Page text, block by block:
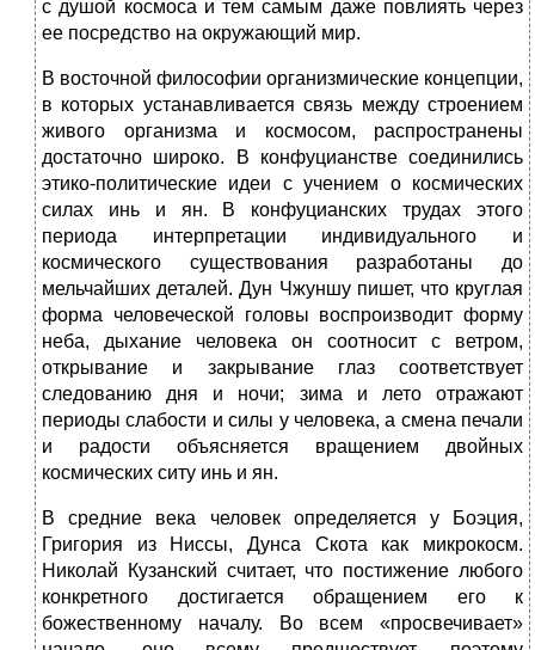
с душой космоса и тем самым даже повлиять через
ее посредство на окружающий мир.
В восточной философии организмические концепции,
в которых устанавливается связь между строением
живого организма и космосом, распространены
достаточно широко. В конфуцианстве соединились
этико-политические идеи с учением о космических
силах инь и ян. В конфуцианских трудах этого
периода интерпретации индивидуального и
космического существования разработаны до
мельчайших деталей. Дун Чжуншу пишет, что круглая
форма человеческой головы воспроизводит форму
неба, дыхание человека он соотносит с ветром,
открывание и закрывание глаз соответствует
следованию дня и ночи; зима и лето отражают
периоды слабости и силы у человека, а смена печали
и радости объясняется вращением двойных
космических ситу инь и ян.
В средние века человек определяется у Боэция,
Григория из Ниссы, Дунса Скота как микрокосм.
Николай Кузанский считает, что постижение любого
конкретного достигается обращением его к
божественному началу. Во всем «просвечивает»